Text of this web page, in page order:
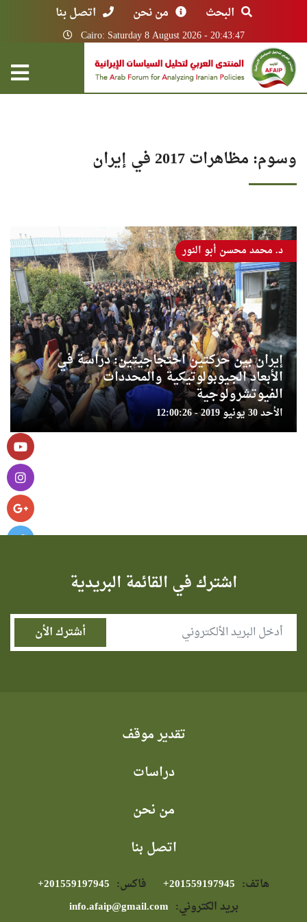
البحث من نحن اتصل بنا
Cairo: Saturday 8 August 2026 - 20:43:47
وسوم: مظاهرات 2017 في إيران
إيران بين حركتين احتجاجيتين: دراسة في
الأبعاد الجيوبولوتيكية والمحددات
الفيوتشرولوجية
الأحد 30 يونيو 2019 - 12:00:26
د. محمد محسن أبو النور
اشترك في القائمة البريدية
تقدير موقف
دراسات
من نحن
اتصل بنا
هاتف: فاكس:
بريد الكتروني: info.afaip@gmail.com